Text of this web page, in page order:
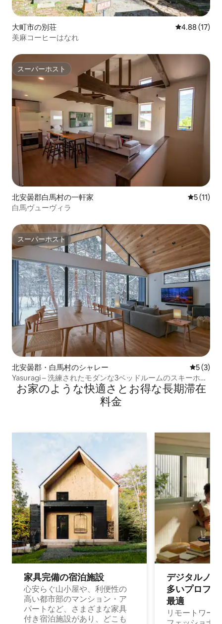
大町市の別荘 レビュー17
4.88 (17)
美麻コーヒーはなれ
スーパーホスト
スーパーホスト
北安曇郡白馬村の一軒家 レビュー
5 (11)
白馬ヴューヴィラ
スーパーホスト
スーパーホスト
北安曇郡・白馬村のシャレー レビュー
5 (3)
Yasuragi – 洗練されたモダンな3ベッドルームのスキーホリ
デー用シャレー
お家のような快⁠適⁠さ⁠とお⁠得⁠な長⁠期⁠滞⁠在
料⁠金
家具完備の宿⁠泊⁠施⁠設
心安らぐ山小屋や、利便性の
高い都市部のマンション・ア
パートなど、さまざまな家具
付き宿泊施設があり、どこも
デジタルノ
多⁠いプ⁠ロ⁠フ⁠
最⁠適
リモートワー